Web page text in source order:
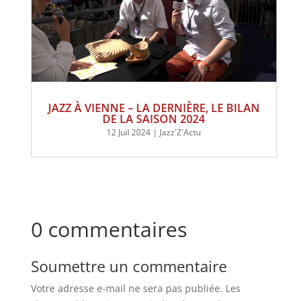
JAZZ À VIENNE – LA DERNIÈRE, LE BILAN
DE LA SAISON 2024
12 Juil 2024 | Jazz'Z'Actu
0 commentaires
Soumettre un commentaire
Votre adresse e-mail ne sera pas publiée. Les